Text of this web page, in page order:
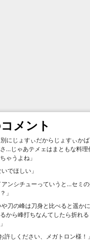
メント
にじょすぃだからじょすぃか
…じゃあテメェはまともな料理
ゃうよね 」
いでほしい 」
アンシチューっていうと…セミ
」
や刀の峰は刀身と比べると遥か
から峰打ちなんてしたら折れ
」
許しください、メガトロン様！」